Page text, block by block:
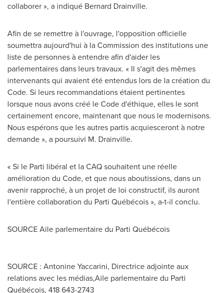
collaborer », a indiqué Bernard Drainville.
Afin de se remettre à l'ouvrage, l'opposition officielle
soumettra aujourd'hui à la Commission des institutions une
liste de personnes à entendre afin d'aider les
parlementaires dans leurs travaux. « Il s'agit des mêmes
intervenants qui avaient été entendus lors de la création du
Code. Si leurs recommandations étaient pertinentes
lorsque nous avons créé le Code d'éthique, elles le sont
certainement encore, maintenant que nous le modernisons.
Nous espérons que les autres partis acquiesceront à notre
demande », a poursuivi M. Drainville.
« Si le Parti libéral et la CAQ souhaitent une réelle
amélioration du Code, et que nous aboutissions, dans un
avenir rapproché, à un projet de loi constructif, ils auront
l'entière collaboration du Parti Québécois », a-t-il conclu.
SOURCE Aile parlementaire du Parti Québécois
SOURCE : Antonine Yaccarini, Directrice adjointe aux
relations avec les médias,Aile parlementaire du Parti
Québécois, 418 643-2743